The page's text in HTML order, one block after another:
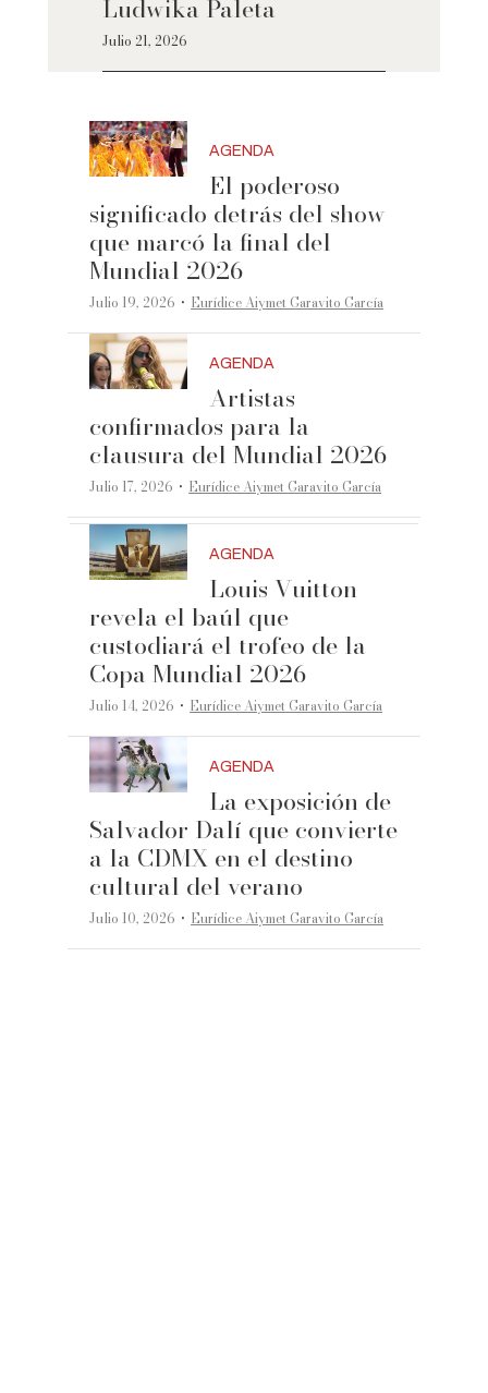
Ludwika Paleta
Julio 21, 2026
AGENDA
El poderoso
significado detrás del show
que marcó la final del
Mundial 2026
Julio 19, 2026 ·Eurídice Aiymet Garavito García
AGENDA
Artistas
confirmados para la
clausura del Mundial 2026
Julio 17, 2026 ·Eurídice Aiymet Garavito García
AGENDA
Louis Vuitton
revela el baúl que
custodiará el trofeo de la
Copa Mundial 2026
Julio 14, 2026 ·Eurídice Aiymet Garavito García
AGENDA
La exposición de
Salvador Dalí que convierte
a la CDMX en el destino
cultural del verano
Julio 10, 2026 ·Eurídice Aiymet Garavito García